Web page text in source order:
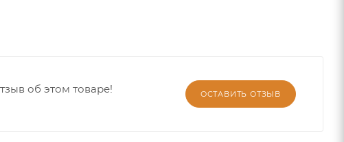
ОСТАВИТЬ ОТЗЫВ
об этом товаре!